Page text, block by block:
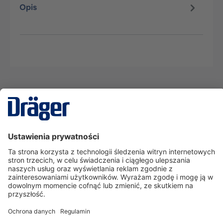
Opis
Serwisowa linia hotline
O nas
Korzystanie ze sklepu